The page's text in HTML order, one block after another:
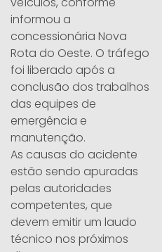
informou a
concessionária Nova
Rota do Oeste. O tráfego
foi liberado após a
conclusão dos trabalhos
das equipes de
emergência e
manutenção.
As causas do acidente
estão sendo apuradas
pelas autoridades
competentes, que
devem emitir um laudo
técnico nos próximos